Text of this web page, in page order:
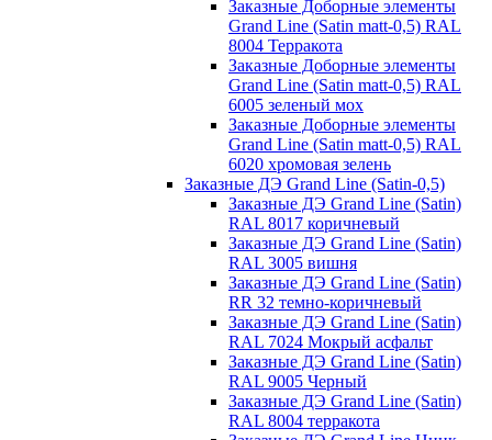
Заказные Доборные элементы
Grand Line (Satin matt-0,5) RAL
8004 Терракота
Заказные Доборные элементы
Grand Line (Satin matt-0,5) RAL
6005 зеленый мох
Заказные Доборные элементы
Grand Line (Satin matt-0,5) RAL
6020 хромовая зелень
Заказные ДЭ Grand Line (Satin-0,5)
Заказные ДЭ Grand Line (Satin)
RAL 8017 коричневый
Заказные ДЭ Grand Line (Satin)
RAL 3005 вишня
Заказные ДЭ Grand Line (Satin)
RR 32 темно-коричневый
Заказные ДЭ Grand Line (Satin)
RAL 7024 Мокрый асфальт
Заказные ДЭ Grand Line (Satin)
RAL 9005 Черный
Заказные ДЭ Grand Line (Satin)
RAL 8004 терракота